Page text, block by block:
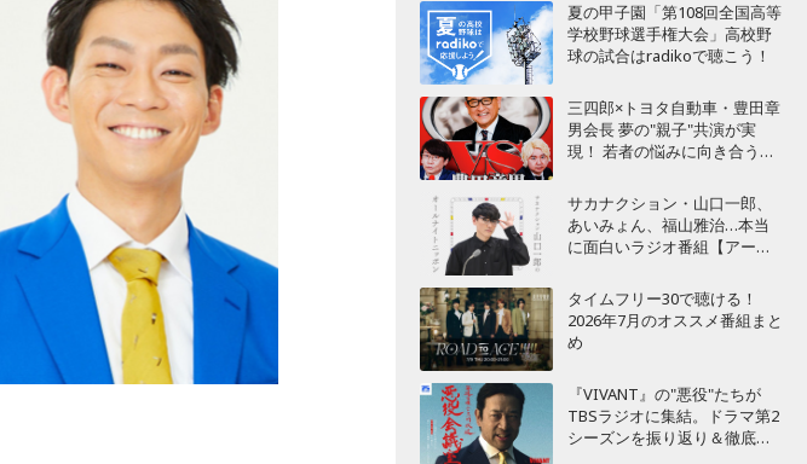
夏の甲子園「第108回全国高等
学校野球選手権大会」高校野
球の試合はradikoで聴こう！
三四郎×トヨタ自動車・豊田章
男会長 夢の"親子"共演が実
現！ 若者の悩みに向き合うポ
サカナクション・山口一郎、
あいみょん、福山雅治…本当
に面白いラジオ番組【アーテ
タイムフリー30で聴ける！
2026年7月のオススメ番組まと
め
『VIVANT』の"悪役"たちが
TBSラジオに集結。ドラマ第2
シーズンを振り返り＆徹底考